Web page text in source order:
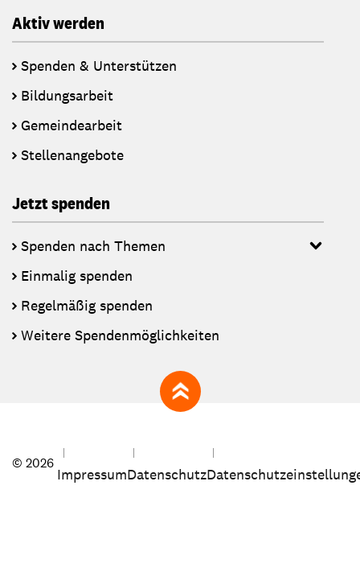
Aktiv werden
Spenden & Unterstützen
Bildungsarbeit
Gemeindearbeit
Stellenangebote
Jetzt spenden
Spenden nach Themen
Einmalig spenden
Regelmäßig spenden
Weitere Spendenmöglichkeiten
zum Seitenanfang
© 2026
ImpressumDatenschutz